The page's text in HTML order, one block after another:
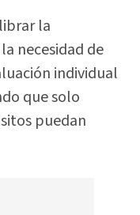
la
necesidad de
individual
que solo
puedan